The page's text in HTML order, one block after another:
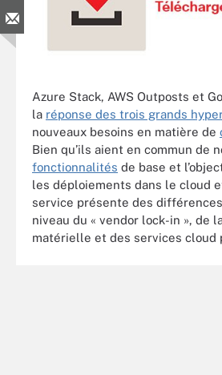
Azure Stack, AWS Outposts et
la réponse des trois grands
nouveaux besoins en matière de
Bien qu’ils aient en commun de
fonctionnalités de base et
les déploiements dans le cloud
service présente des
niveau du « vendor lock-in », de
matérielle et des services cloud